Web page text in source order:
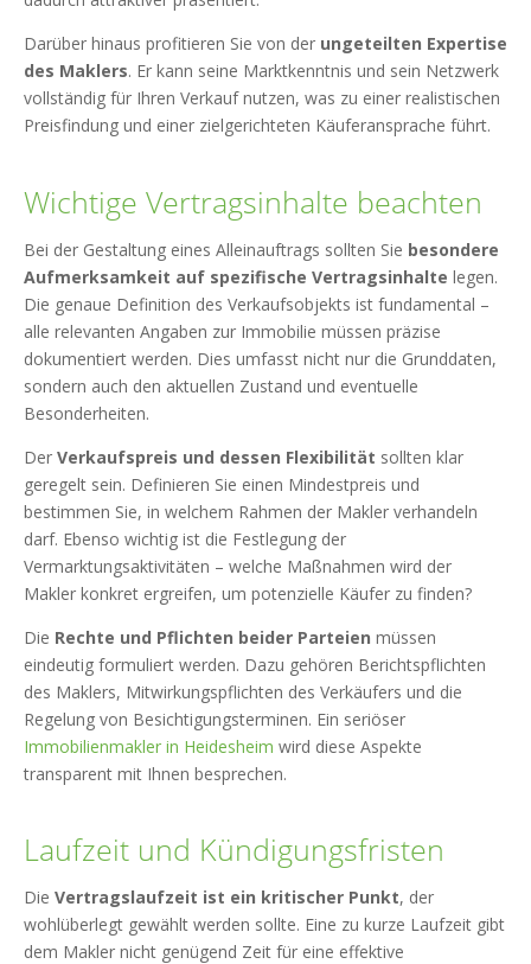
Darüber hinaus profitieren Sie von der ungeteilten Expertise
des Maklers. Er kann seine Marktkenntnis und sein Netzwerk
vollständig für Ihren Verkauf nutzen, was zu einer realistischen
Preisfindung und einer zielgerichteten Käuferansprache führt.
Wichtige Vertragsinhalte beachten
Bei der Gestaltung eines Alleinauftrags sollten Sie besondere
Aufmerksamkeit auf spezifische Vertragsinhalte legen.
Die genaue Definition des Verkaufsobjekts ist fundamental –
alle relevanten Angaben zur Immobilie müssen präzise
dokumentiert werden. Dies umfasst nicht nur die Grunddaten,
sondern auch den aktuellen Zustand und eventuelle
Besonderheiten.
Der Verkaufspreis und dessen Flexibilität sollten klar
geregelt sein. Definieren Sie einen Mindestpreis und
bestimmen Sie, in welchem Rahmen der Makler verhandeln
darf. Ebenso wichtig ist die Festlegung der
Vermarktungsaktivitäten – welche Maßnahmen wird der
Makler konkret ergreifen, um potenzielle Käufer zu finden?
Die Rechte und Pflichten beider Parteien müssen
eindeutig formuliert werden. Dazu gehören Berichtspflichten
des Maklers, Mitwirkungspflichten des Verkäufers und die
Regelung von Besichtigungsterminen. Ein seriöser
Immobilienmakler in Heidesheim wird diese Aspekte
transparent mit Ihnen besprechen.
Laufzeit und Kündigungsfristen
Die Vertragslaufzeit ist ein kritischer Punkt, der
wohlüberlegt gewählt werden sollte. Eine zu kurze Laufzeit gibt
dem Makler nicht genügend Zeit für eine effektive